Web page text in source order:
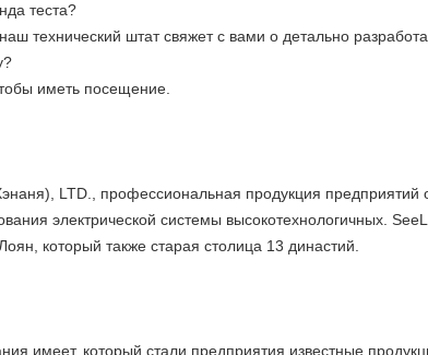
теста?
технический штат свяжет с вами о детально
иметь посещение.
LTD., профессиональная продукция предприятий
электрической системы высокотехнологичных.
который также старая столица 13 династий.
имеет, который стали предприятия известные